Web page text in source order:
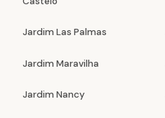
Jardim Las Palmas
Jardim Maravilha
Jardim Nancy